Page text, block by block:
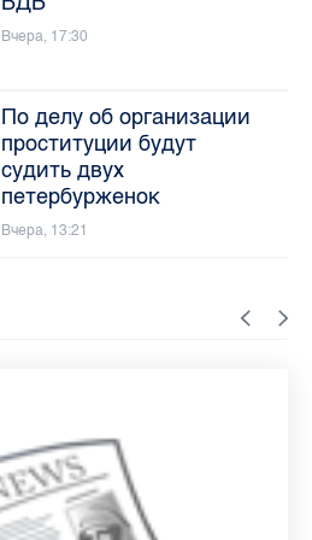
Вчера, 17:30
По делу об организации
проституции будут
судить двух
петербурженок
Вчера, 13:21